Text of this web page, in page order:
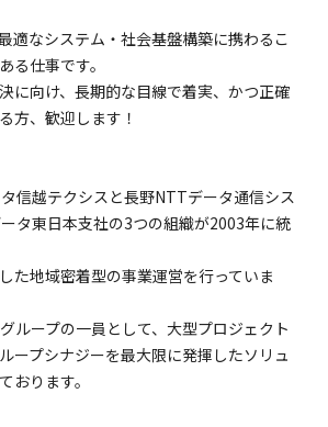
適なシステム・社会基盤構築に携わるこ
る仕事です。
に向け、長期的な目線で着実、かつ正確
方、歓迎します！
信越テクシスと長野NTTデータ通信シス
タ東日本支社の3つの組織が2003年に統
た地域密着型の事業運営を行っていま
ループの一員として、大型プロジェクト
ープシナジーを最大限に発揮したソリュ
おります。